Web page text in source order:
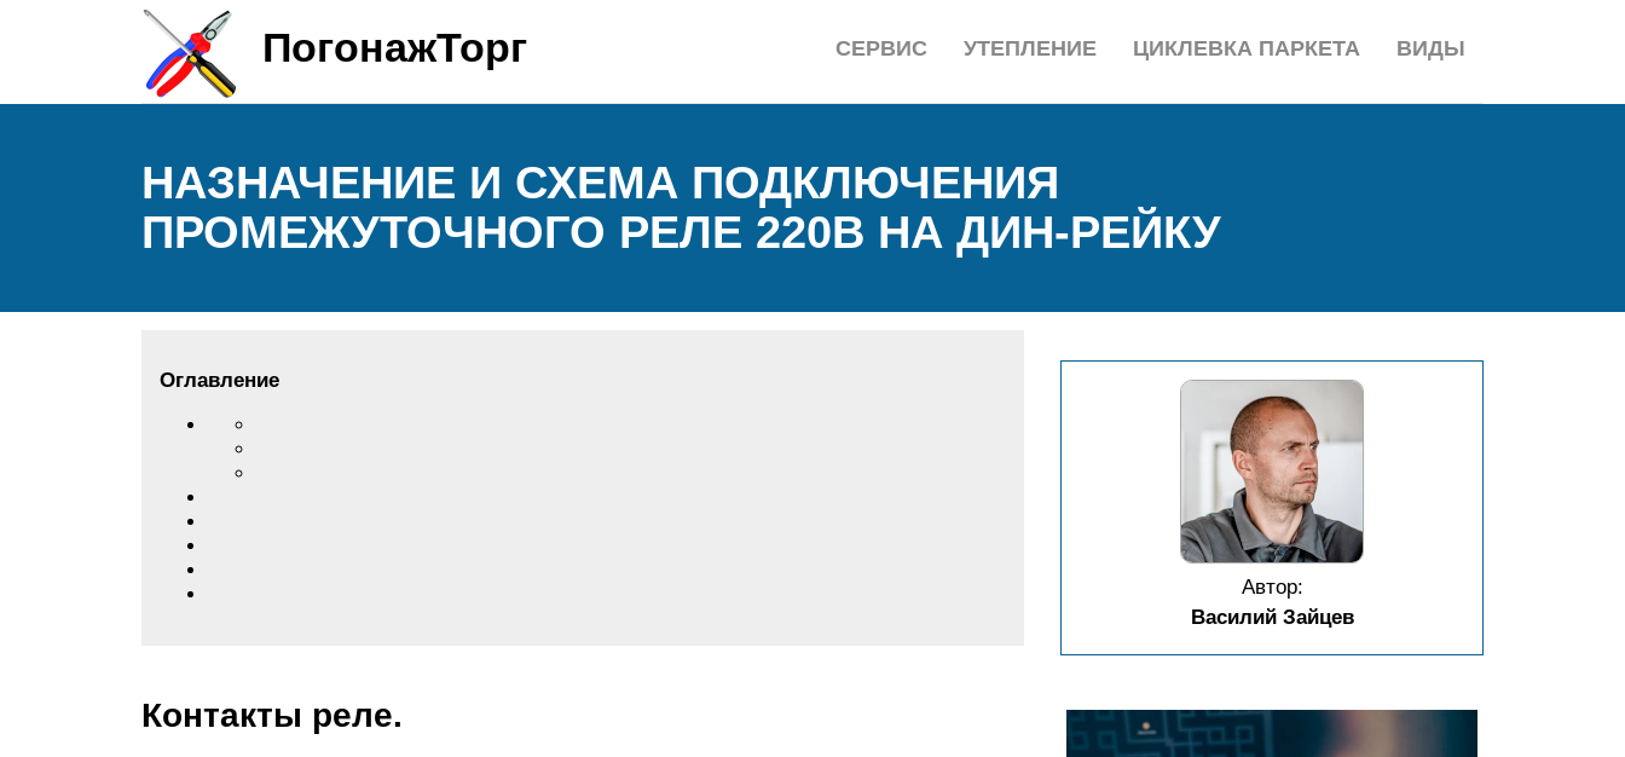
ПогонажТорг ВИДЫ
ЦИКЛЕВКА ПАРКЕТА
УТЕПЛЕНИЕ
СЕРВИС
НАЗНАЧЕНИЕ И СХЕМА ПОДКЛЮЧЕНИЯ
ПРОМЕЖУТОЧНОГО РЕЛЕ 220В НА ДИН-РЕЙКУ
Оглавление
Контакты реле.
Автор:
Василий Зайцев